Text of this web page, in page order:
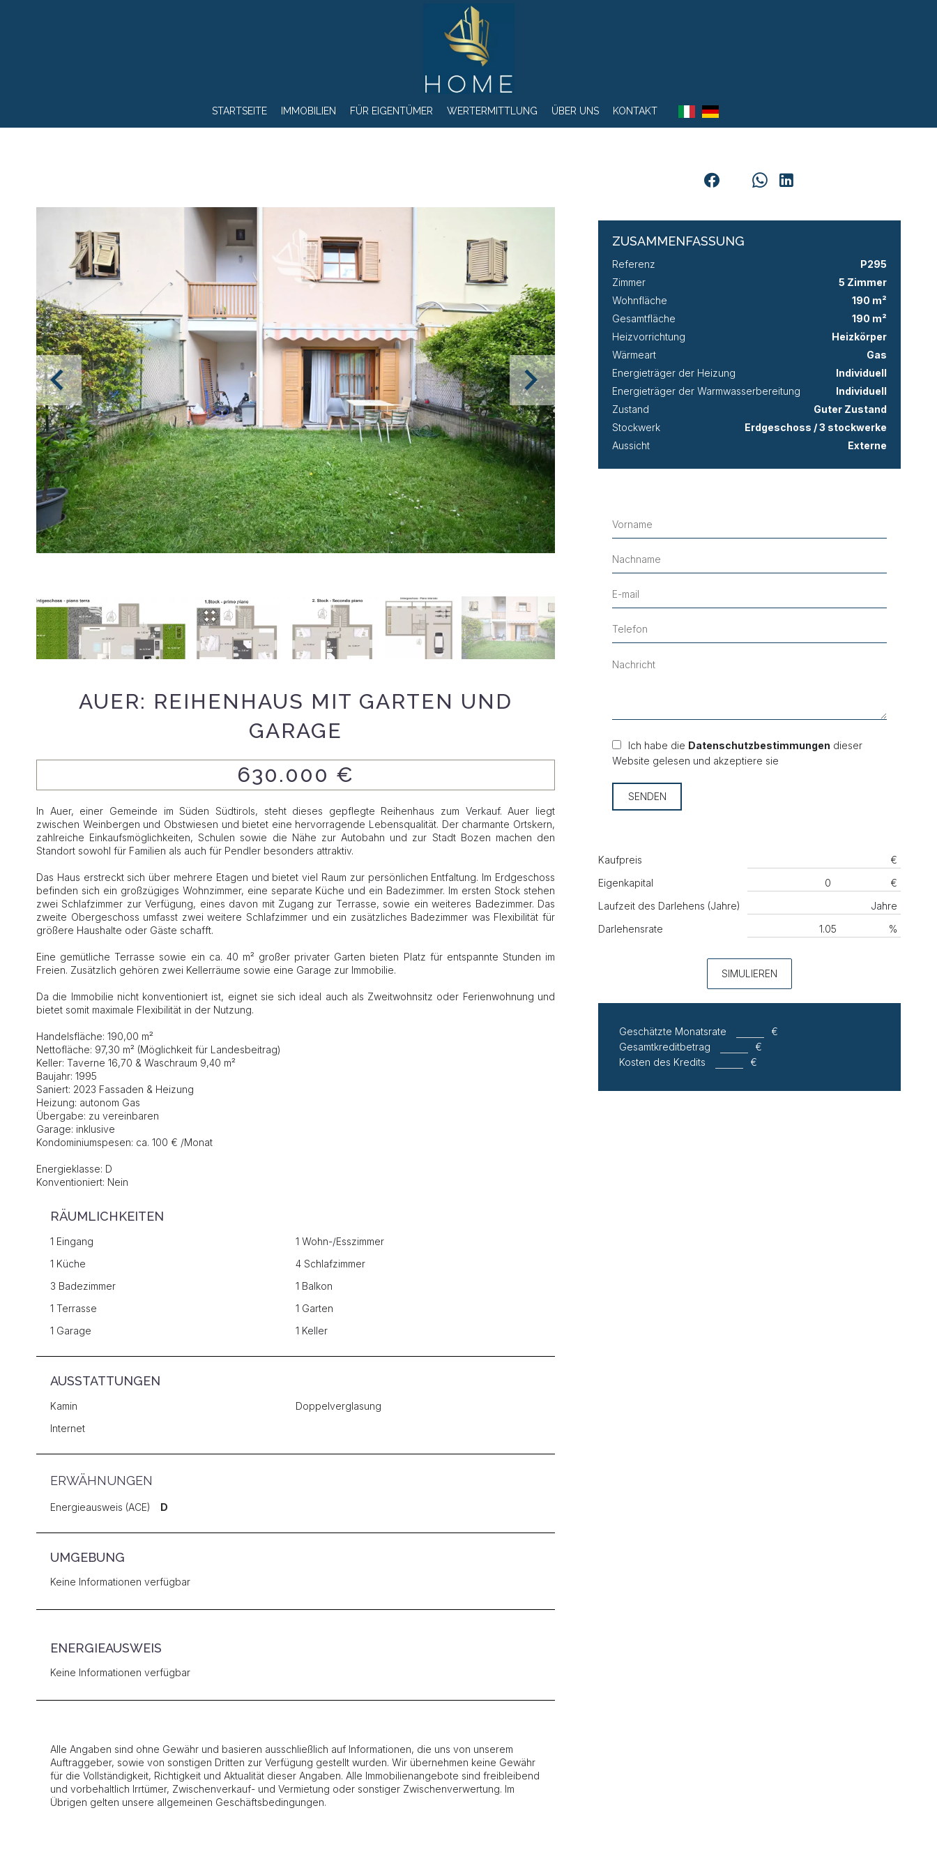
STARTSEITE IMMOBILIEN FÜR EIGENTÜMER WERTERMITTLUNG ÜBER UNS KONTAKT
AUER: REIHENHAUS MIT GARTEN UND
GARAGE
630.000 €
In Auer, einer Gemeinde im Süden Südtirols, steht dieses gepflegte Reihenhaus zum Verkauf. Auer liegt
zwischen Weinbergen und Obstwiesen und bietet eine hervorragende Lebensqualität. Der charmante Ortskern,
zahlreiche Einkaufsmöglichkeiten, Schulen sowie die Nähe zur Autobahn und zur Stadt Bozen machen den
Standort sowohl für Familien als auch für Pendler besonders attraktiv.
Das Haus erstreckt sich über mehrere Etagen und bietet viel Raum zur persönlichen Entfaltung. Im Erdgeschoss
befinden sich ein großzügiges Wohnzimmer, eine separate Küche und ein Badezimmer. Im ersten Stock stehen
zwei Schlafzimmer zur Verfügung, eines davon mit Zugang zur Terrasse, sowie ein weiteres Badezimmer. Das
zweite Obergeschoss umfasst zwei weitere Schlafzimmer und ein zusätzliches Badezimmer was Flexibilität für
größere Haushalte oder Gäste schafft.
Eine gemütliche Terrasse sowie ein ca. 40 m² großer privater Garten bieten Platz für entspannte Stunden im
Freien. Zusätzlich gehören zwei Kellerräume sowie eine Garage zur Immobilie.
Da die Immobilie nicht konventioniert ist, eignet sie sich ideal auch als Zweitwohnsitz oder Ferienwohnung und
bietet somit maximale Flexibilität in der Nutzung.
Handelsfläche: 190,00 m²
Nettofläche: 97,30 m² (Möglichkeit für Landesbeitrag)
Keller: Taverne 16,70 & Waschraum 9,40 m²
Baujahr: 1995
Saniert: 2023 Fassaden & Heizung
Heizung: autonom Gas
Übergabe: zu vereinbaren
Garage: inklusive
Kondominiumspesen: ca. 100 € /Monat
Energieklasse: D
Konventioniert: Nein
RÄUMLICHKEITEN
1 Eingang
1 Wohn-/Esszimmer
1 Küche
4 Schlafzimmer
3 Badezimmer
1 Balkon
1 Terrasse
1 Garten
1 Garage
1 Keller
AUSSTATTUNGEN
Kamin
Doppelverglasung
Internet
ERWÄHNUNGEN
Energieausweis (ACE) D
UMGEBUNG
Keine Informationen verfügbar
ENERGIEAUSWEIS
Keine Informationen verfügbar
Alle Angaben sind ohne Gewähr und basieren ausschließlich auf Informationen, die uns von unserem
Auftraggeber, sowie von sonstigen Dritten zur Verfügung gestellt wurden. Wir übernehmen keine Gewähr
für die Vollständigkeit, Richtigkeit und Aktualität dieser Angaben. Alle Immobilienangebote sind freibleibend
und vorbehaltlich Irrtümer, Zwischenverkauf- und Vermietung oder sonstiger Zwischenverwertung. Im
Übrigen gelten unsere allgemeinen Geschäftsbedingungen.
ZUSAMMENFASSUNG
Referenz
P295
Zimmer
5 Zimmer
Wohnfläche
190 m²
Gesamtfläche
190 m²
Heizvorrichtung
Heizkörper
Wärmeart
Gas
Energieträger der Heizung
Individuell
Energieträger der Warmwasserbereitung
Individuell
Zustand
Guter Zustand
Stockwerk
Erdgeschoss / 3 stockwerke
Aussicht
Externe
Ich habe die Datenschutzbestimmungen dieser
Website gelesen und akzeptiere sie
SENDEN
Kaufpreis
€
Eigenkapital
€
Laufzeit des Darlehens (Jahre)
Jahre
Darlehensrate
%
SIMULIEREN
Geschätzte Monatsrate
€
Gesamtkreditbetrag
€
Kosten des Kredits
€